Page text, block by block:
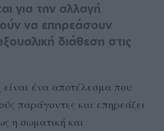
για την αλλαγή
να επηρεάσουν
διάθεση στις
είναι ένα αποτέλεσμα που
παράγοντες και επηρεάζει
η σωματική και